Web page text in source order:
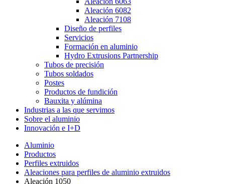
Aleación 6082
Aleación 7108
Diseño de perfiles
Servicios
Formación en aluminio
Hydro Extrusions Partnership
Tubos de precisión
Tubos soldados
Postes
Productos de fundición
Bauxita y alúmina
Industrias a las que servimos
Sobre el aluminio
Innovación e I+D
Aluminio
Productos
Perfiles extruidos
Aleaciones para perfiles de aluminio extruidos
Aleación 1050